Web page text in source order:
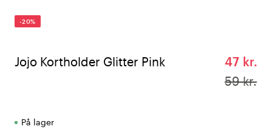
-20%
Jojo Kortholder Glitter Pink
47 kr.
59 kr.
På lager